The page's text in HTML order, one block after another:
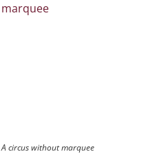
A circus without marquee